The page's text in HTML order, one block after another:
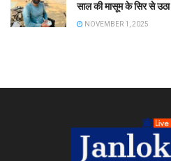
साल की मासूम के सिर से उठा
NOVEMBER 1, 2025